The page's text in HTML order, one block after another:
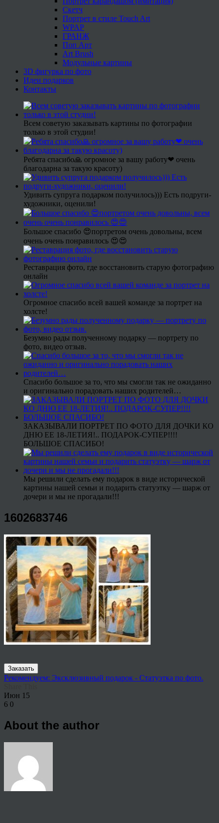
Скетч
Портрет в стиле Touch Art
WPAP
ГРАНЖ
Поп Арт
Art Brush
Модульные картины
3D фигурка по фото
Идеи подарков
Контакты
Всем советую заказывать картины по фотографии
только в этой студии!
Ребята спасибо🙏 огромное за вашу работу❤ очень
благодарна за такую красоту)
Удивить супруга подарком получилось))) Есть подруги-
художники, оценили!
Большое спасибо 😍портретом очень довольны, всем
очень очень понравилось 😍😍
Реставрация фото, где восстановить старую фотографию
онлайн
Огромное спасибо всей вашей команде за портрет на
холсте!
Безумно рады полученному подарку — портрету по
фото, видео отзыв.
Спасибо большое за то, что мы смогли так не ожиданно
и оригинально порадовать наших родителей…
ЗАКАЗЫВАЛИ ПОРТРЕТ ПО ФОТО ДЛЯ ДОЧКИ КО
ДНЮ ЕЕ 18-ЛЕТИЯ!.. ПОДАРОК-СУПЕР!!!!
БОЛЬШОЕ СПАСИБО!
Мы решили сделать ему подарок в виде исторической
картины нашей семьи и подарить статуэтку — шарж от
дочери и мы не прогадали!!!
1602683746
Заказать
Рекомендуем: Эксклюзивный подарок - Статуэтка по фото.
Июн 15
6 0
About the author